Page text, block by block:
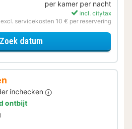
per kamer per nacht
incl. citytax
excl. servicekosten 10 € per reservering
Zoek datumvoor Voordeel Special
inchecken
ontbijt